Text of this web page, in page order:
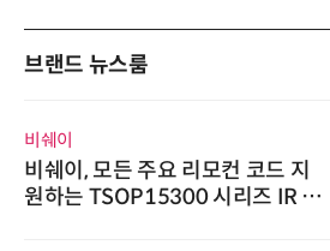
브랜드 뉴스룸
비쉐이
비쉐이, 모든 주요 리모컨 코드 지
원하는 TSOP15300 시리즈 IR 수